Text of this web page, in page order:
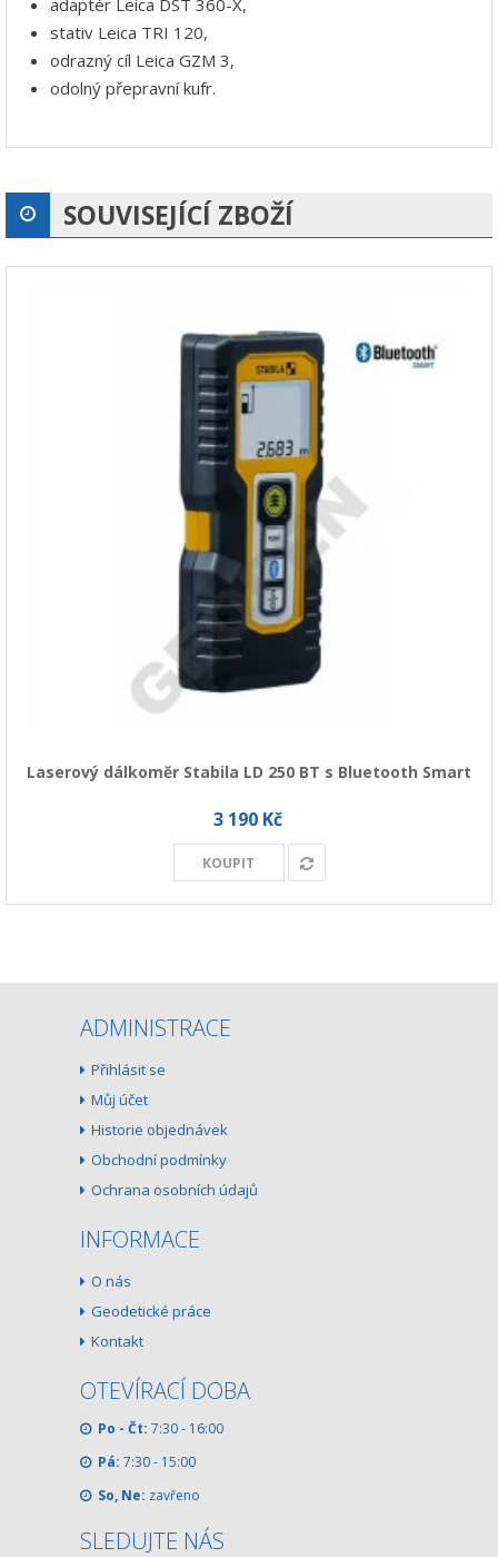
stativ Leica TRI 120,
odrazný cíl Leica GZM 3,
odolný přepravní kufr.
SOUVISEJÍCÍ ZBOŽÍ
Laserový dálkoměr Stabila LD 250 BT s Bluetooth Smart
3 190 Kč
KOUPIT
ADMINISTRACE
Přihlásit se
Můj účet
Historie objednávek
Obchodní podmínky
Ochrana osobních údajů
INFORMACE
O nás
Geodetické práce
Kontakt
OTEVÍRACÍ DOBA
Po - Čt: 7:30 - 16:00
Pá: 7:30 - 15:00
So, Ne: zavřeno
SLEDUJTE NÁS